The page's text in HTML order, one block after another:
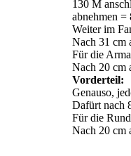
130 M
abnehmen =
Weiter im
Nach 31 cm
Für die
Nach 20 cm
Vorderteil:
Genauso,
Dafürt nach
Für die
Nach 20 cm